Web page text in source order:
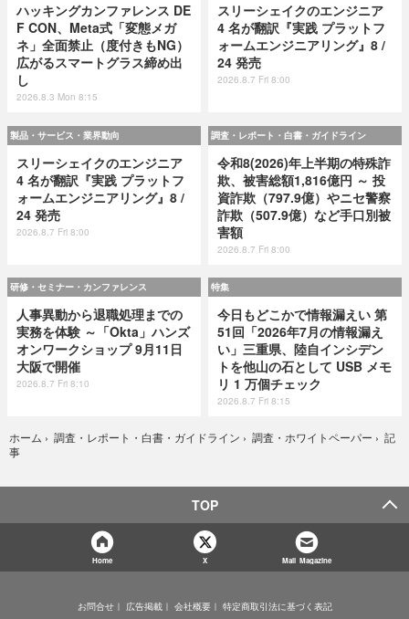
ハッキングカンファレンス DE
F CON、Meta式「変態メガ
ネ」全面禁止（度付きもNG）
広がるスマートグラス締め出
し
2026.8.3 Mon 8:15
スリーシェイクのエンジニア
4 名が翻訳『実践 プラットフ
ォームエンジニアリング』8 /
24 発売
2026.8.7 Fri 8:00
製品・サービス・業界動向
スリーシェイクのエンジニア
4 名が翻訳『実践 プラットフ
ォームエンジニアリング』8 /
24 発売
2026.8.7 Fri 8:00
調査・レポート・白書・ガイドライン
令和8(2026)年上半期の特殊詐
欺、被害総額1,816億円 ～ 投
資詐欺（797.9億）やニセ警察
詐欺（507.9億）など手口別被
害額
2026.8.7 Fri 8:00
研修・セミナー・カンファレンス
人事異動から退職処理までの
実務を体験 ～「Okta」ハンズ
オンワークショップ 9月11日
大阪で開催
2026.8.7 Fri 8:10
特集
今日もどこかで情報漏えい 第
51回「2026年7月の情報漏え
い」三重県、陸自インシデン
トを他山の石として USB メモ
リ 1 万個チェック
2026.8.7 Fri 8:15
ホーム › 調査・レポート・白書・ガイドライン › 調査・ホワイトペーパー › 記
事
TOP
Home X Mail Magazine
お問合せ 広告掲載 会社概要 特定商取引法に基づく表記